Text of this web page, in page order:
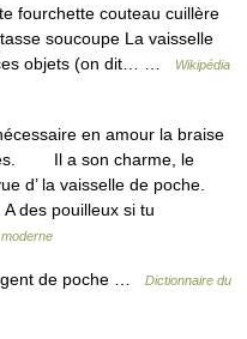
fourchette couteau cuillère
soucoupe La vaisselle
objets (on dit… …
Wikipédia
en amour la braise
Il a son charme, le
d’ la vaisselle de poche.
pouilleux si tu
de poche …
Dictionnaire du